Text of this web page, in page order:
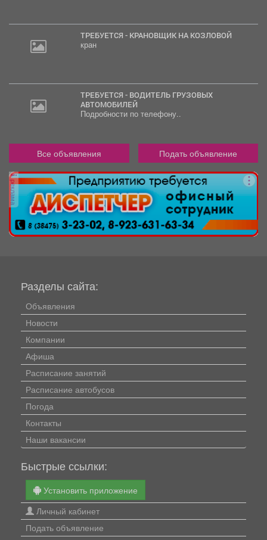
ТРЕБУЕТСЯ - КРАНОВЩИК НА КОЗЛОВОЙ
кран
ТРЕБУЕТСЯ - ВОДИТЕЛЬ ГРУЗОВЫХ
АВТОМОБИЛЕЙ
Подробности по телефону..
Все объявления Подать объявление
реклама
Разделы сайта:
Объявления
Новости
Компании
Афиша
Расписание занятий
Расписание автобусов
Погода
Контакты
Наши вакансии
Быстрые ссылки:
Установить приложение
Личный кабинет
Подать объявление